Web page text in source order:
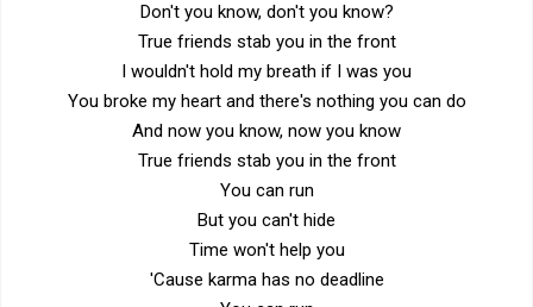
Don't you know, don't you know?
True friends stab you in the front
I wouldn't hold my breath if I was you
You broke my heart and there's nothing you can do
And now you know, now you know
True friends stab you in the front
You can run
But you can't hide
Time won't help you
'Cause karma has no deadline